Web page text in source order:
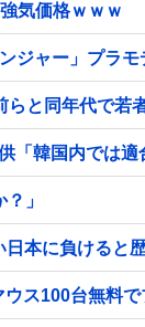
気価格ｗｗｗ
ジャー」プラモ
らと同年代で若
「韓国内では
」
本に負けると
ス100台無料